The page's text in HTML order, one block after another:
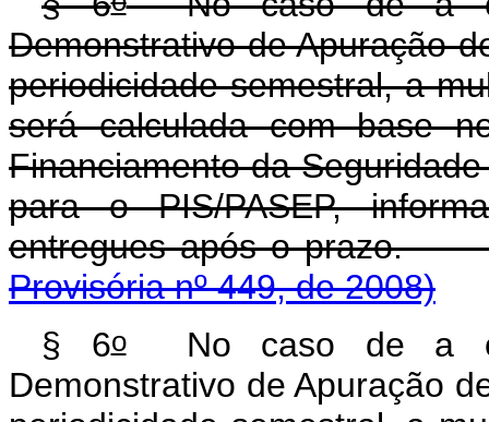
Demonstrativo de Apuração
periodicidade semestral, a
será calculada com base
Financiamento da
para o PIS/PASEP,
entregues após
Provisória nº 449, de 2008)
§ 6oNo caso de a
Demonstrativo de Apuração